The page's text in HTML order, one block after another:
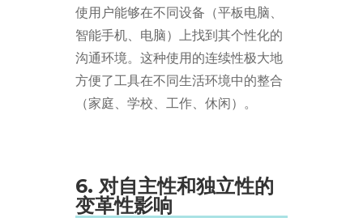
使用户能够在不同设备（平板电脑、
智能手机、电脑）上找到其个性化的
沟通环境。这种使用的连续性极大地
方便了工具在不同生活环境中的整合
（家庭、学校、工作、休闲）。
6. 对自主性和独立性的
变革性影响